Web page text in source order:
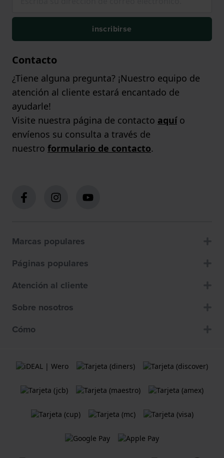
inscribirse
Contacto
¿Tiene alguna pregunta? ¡Nuestro equipo de
atención al cliente estará encantado de
ayudarle!
Visite nuestra página de contacto aquío
envíenos su consulta a través de
nuestro formulario de contacto.
Marcas populares
Páginas populares
Atención al cliente
Sobre nosotros
Cómo